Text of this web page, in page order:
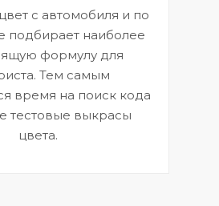
с автомобиля и по
подбирает наиболее
формулу для
Тем самым
время на поиск кода
тестовые выкрасы
цвета.